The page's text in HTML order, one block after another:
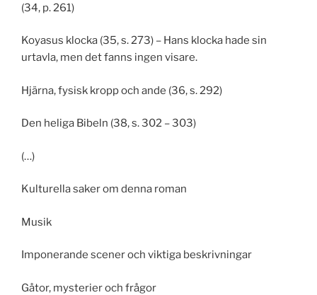
(34, p. 261)
Koyasus klocka (35, s. 273) – Hans klocka hade sin
urtavla, men det fanns ingen visare.
Hjärna, fysisk kropp och ande (36, s. 292)
Den heliga Bibeln (38, s. 302 – 303)
(…)
Kulturella saker om denna roman
Musik
Imponerande scener och viktiga beskrivningar
Gåtor, mysterier och frågor